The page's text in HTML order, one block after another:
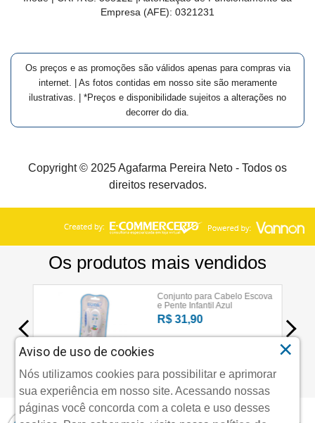
Empresa (AFE): 0321231
Os preços e as promoções são válidos apenas para compras via
internet. | As fotos contidas em nosso site são meramente
ilustrativas. | *Preços e disponibilidade sujeitos a alterações no
decorrer do dia.
Copyright © 2025 Agafarma Pereira Neto - Todos os
direitos reservados.
Aviso de uso de cookies
Nós utilizamos cookies para possibilitar e aprimorar
sua experiência em nosso site. Acessando nossas
páginas você concorda com a coleta e uso desses
×